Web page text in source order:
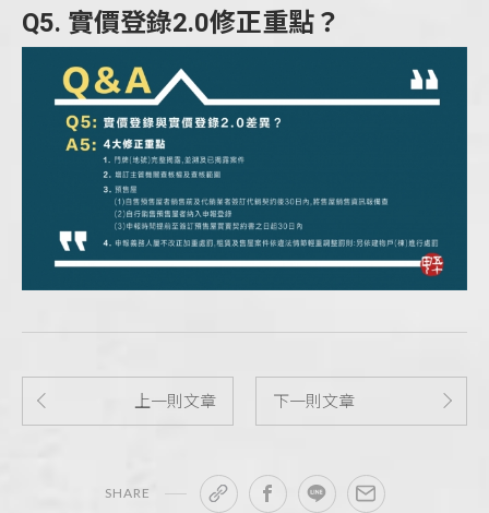
Q5. 實價登錄2.0修正重點？
上一則文章 下一則文章
SHARE